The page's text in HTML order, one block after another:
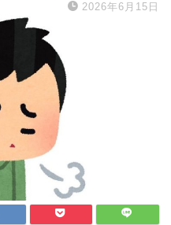
2026年6月15日